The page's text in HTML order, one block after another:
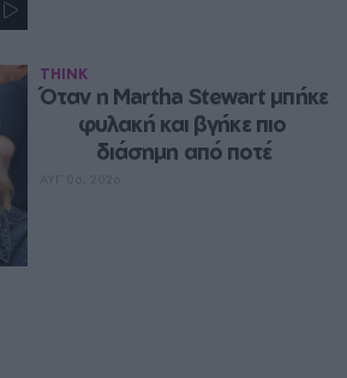
THINK
Όταν η Martha Stewart μπήκε
φυλακή και βγήκε πιο
διάσημη από ποτέ